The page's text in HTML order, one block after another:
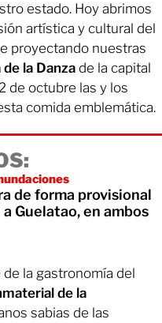
estado. Hoy abrimos
artística y cultural del
proyectando nuestras
de la Danza de la capital
de octubre las y los
comida emblemática.
de forma provisional
Guelatao, en ambos
la gastronomía del
de la
sabias de las